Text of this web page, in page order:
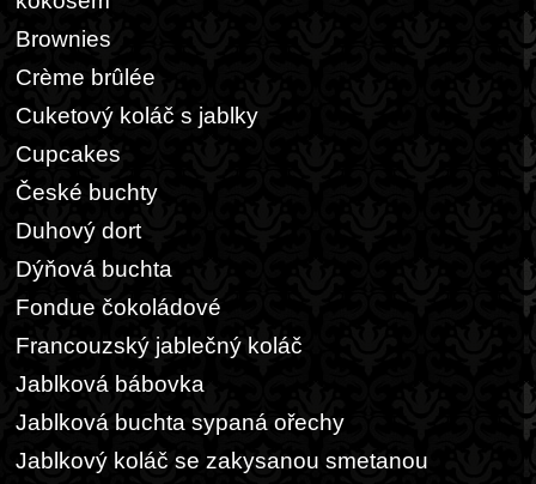
Brownies
Crème brûlée
Cuketový koláč s jablky
Cupcakes
České buchty
Duhový dort
Dýňová buchta
Fondue čokoládové
Francouzský jablečný koláč
Jablková bábovka
Jablková buchta sypaná ořechy
Jablkový koláč se zakysanou smetanou